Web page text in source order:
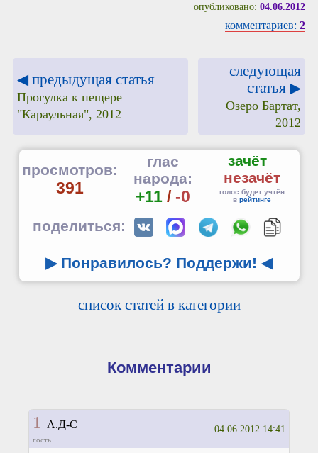
опубликовано: 04.06.2012
комментариев: 2
◀ предыдущая статья
Прогулка к пещере
"Караульная", 2012
следующая
статья ▶
Озеро Бартат,
2012
просмотров:
391
глас
народа:
+11/ -0
зачёт
незачёт
голос будет учтён
в рейтинге
поделиться:
▶ Понравилось? Поддержи! ◀
список статей в категории
Комментарии
1 А.Д-С
гость
04.06.2012 14:41